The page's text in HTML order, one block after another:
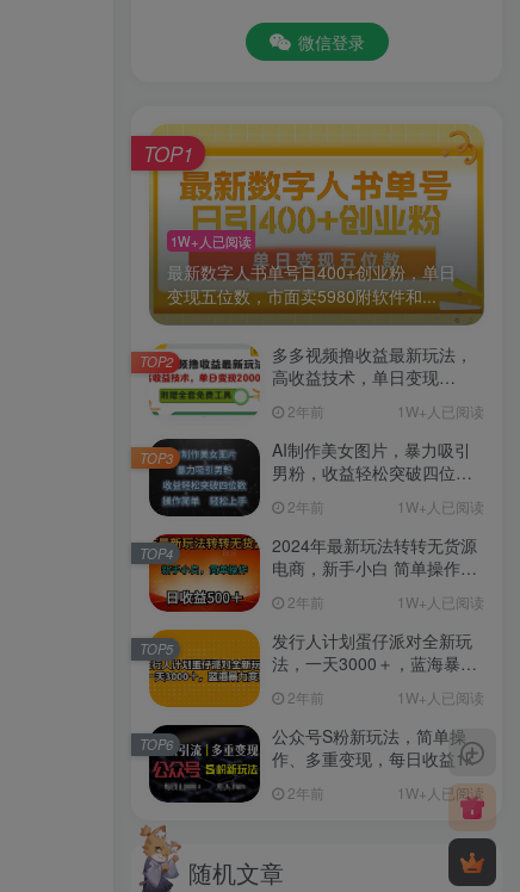
微信登录
1W+人已阅读
最新数字人书单号日400+创业粉，单日
变现五位数，市面卖5980附软件和...
TOP1
多多视频撸收益最新玩法，
高收益技术，单日变现
2年前 1W+人已阅读
TOP2
AI制作美女图片，暴力吸引
男粉，收益轻松突破四位
2年前 1W+人已阅读
TOP3
2024年最新玩法转转无货源
电商，新手小白 简单操作，
2年前 1W+人已阅读
TOP4
发行人计划蛋仔派对全新玩
法，一天3000＋，蓝海暴力
2年前 1W+人已阅读
TOP5
公众号S粉新玩法，简单操
作、多重变现，每日收益1k
2年前 1W+人已阅读
TOP6
随机文章